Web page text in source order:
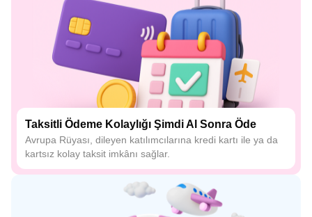
Taksitli Ödeme Kolaylığı Şimdi Al Sonra Öde
Avrupa Rüyası, dileyen katılımcılarına kredi kartı ile ya da
kartsız kolay taksit imkânı sağlar.